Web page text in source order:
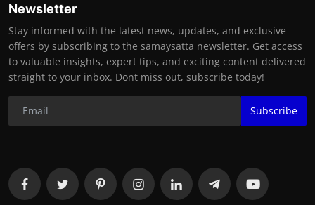
Newsletter
Stay informed with the latest news, updates, and exclusive
offers by subscribing to the samaysatta newsletter. Get access
to valuable insights, expert tips, and exciting content delivered
straight to your inbox. Dont miss out, subscribe today!
Subscribe